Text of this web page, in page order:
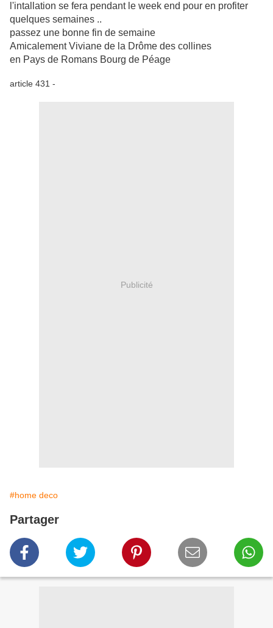
l'intallation se fera pendant le week end pour en profiter
quelques semaines ..
passez une bonne fin de semaine
Amicalement Viviane de la Drôme des collines
en Pays de Romans Bourg de Péage
article 431 -
Publicité
#home deco
Partager